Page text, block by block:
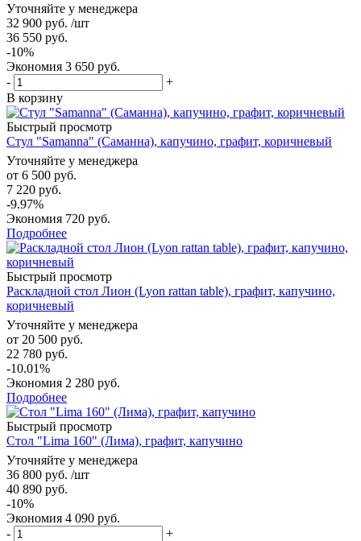
Уточняйте у менеджера
32 900 руб. /шт
36 550 руб.
-10%
Экономия 3 650 руб.
-
+
В корзину
Быстрый просмотр
Стул "Samanna" (Саманна), капучино, графит, коричневый
Уточняйте у менеджера
от 6 500 руб.
7 220 руб.
-9.97%
Экономия 720 руб.
Подробнее
Быстрый просмотр
Раскладной стол Лион (Lyon rattan table), графит, капучино,
коричневый
Уточняйте у менеджера
от 20 500 руб.
22 780 руб.
-10.01%
Экономия 2 280 руб.
Подробнее
Быстрый просмотр
Стол "Lima 160" (Лима), графит, капучино
Уточняйте у менеджера
36 800 руб. /шт
40 890 руб.
-10%
Экономия 4 090 руб.
-
+